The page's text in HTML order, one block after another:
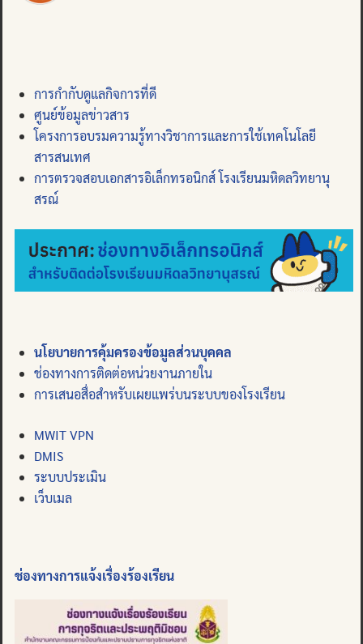
การกำกับดูแลกิจการที่ดี
ศูนย์ข้อมูลข่าวสาร
โครงการอบรมความรู้ทางวิชาการและการใช้เทคโนโลยี
สารสนเทศ
การตรวจสอบเอกสารอิเล็กทรอนิกส์ โรงเรียนมหิดลวิทยานุ
สรณ์
นโยบายการคุ้มครองข้อมูลส่วนบุคคล
ช่องทางการติดต่อหน่วยงานภายใน
การเสนอสื่อสำหรับเผยแพร่บนระบบของโรงเรียน
MWIT VPN
DMIS
ระบบประเมิน
เว็บเมล
ช่องทางการแจ้งเรื่องร้องเรียน